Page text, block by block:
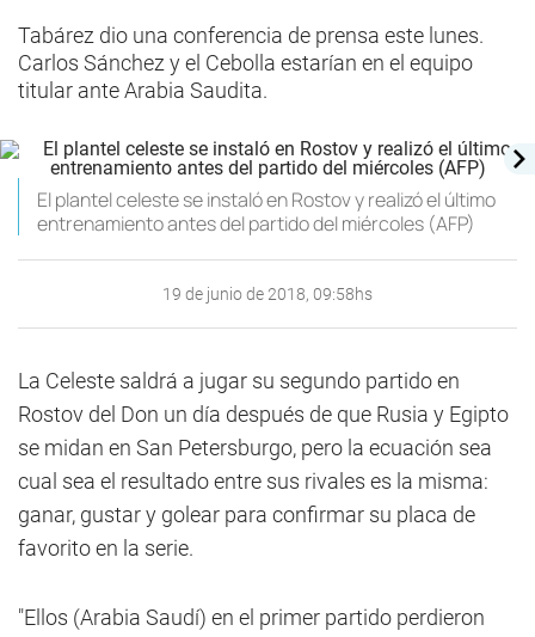
Tabárez dio una conferencia de prensa este lunes.
Carlos Sánchez y el Cebolla estarían en el equipo
titular ante Arabia Saudita.
El plantel celeste se instaló en Rostov y realizó el último
entrenamiento antes del partido del miércoles (AFP)
19 de junio de 2018, 09:58hs
La Celeste saldrá a jugar su segundo partido en
Rostov del Don un día después de que Rusia y Egipto
se midan en San Petersburgo, pero la ecuación sea
cual sea el resultado entre sus rivales es la misma:
ganar, gustar y golear para confirmar su placa de
favorito en la serie.
"Ellos (Arabia Saudí) en el primer partido perdieron